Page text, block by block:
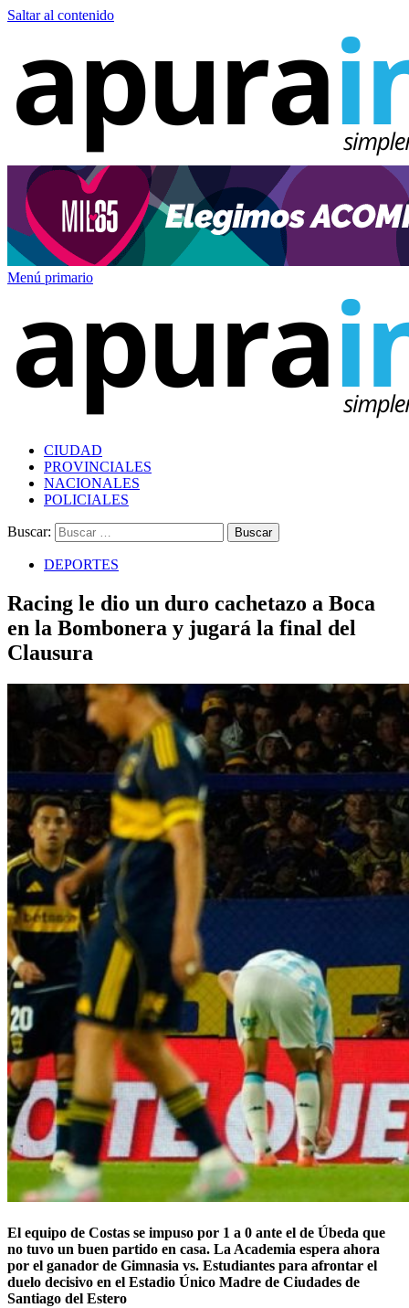
Saltar al contenido
Menú primario
CIUDAD
PROVINCIALES
NACIONALES
POLICIALES
Buscar:
DEPORTES
Racing le dio un duro cachetazo a Boca
en la Bombonera y jugará la final del
Clausura
El equipo de Costas se impuso por 1 a 0 ante el de Úbeda que
no tuvo un buen partido en casa. La Academia espera ahora
por el ganador de Gimnasia vs. Estudiantes para afrontar el
duelo decisivo en el Estadio Único Madre de Ciudades de
Santiago del Estero